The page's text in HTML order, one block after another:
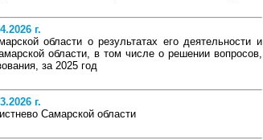
г.
области о результатах его деятельности и
области, в том числе о решении вопросов,
за 2025 год
г.
Самарской области